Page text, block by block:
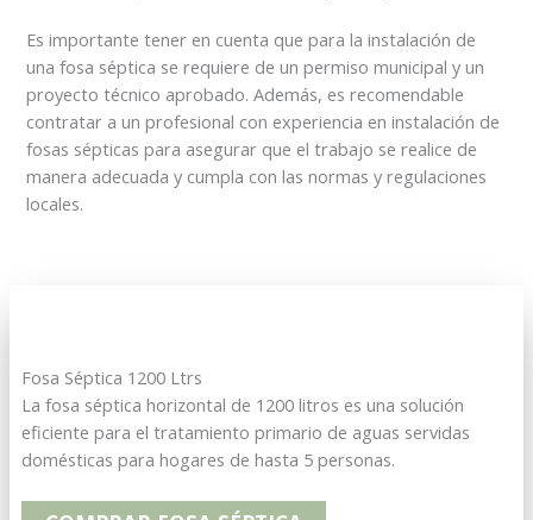
Es importante tener en cuenta que para la instalación de
una fosa séptica se requiere de un permiso municipal y un
proyecto técnico aprobado. Además, es recomendable
contratar a un profesional con experiencia en instalación de
fosas sépticas para asegurar que el trabajo se realice de
manera adecuada y cumpla con las normas y regulaciones
locales.
Fosa Séptica 1200 Ltrs
La fosa séptica horizontal de 1200 litros es una solución
eficiente para el tratamiento primario de aguas servidas
domésticas para hogares de hasta 5 personas.